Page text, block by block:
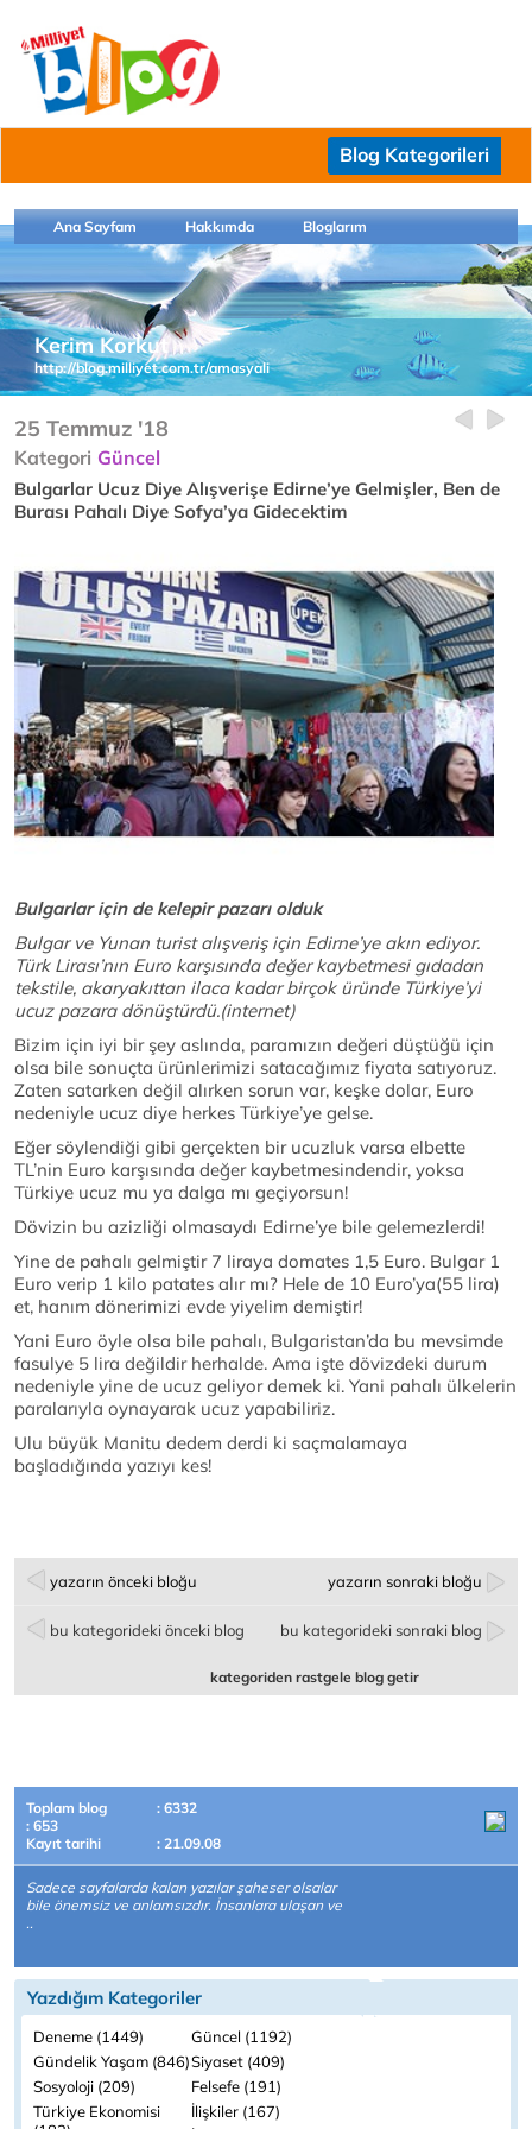
Blog Kategorileri
Ana Sayfam Hakkımda Bloglarım
Kerim Korkut
http://blog.milliyet.com.tr/amasyali
25 Temmuz '18
Kategori Güncel
Bulgarlar Ucuz Diye Alışverişe Edirne’ye Gelmişler, Ben de
Burası Pahalı Diye Sofya’ya Gidecektim
Bulgarlar için de kelepir pazarı olduk
Bulgar ve Yunan turist alışveriş için Edirne’ye akın ediyor.
Türk Lirası’nın Euro karşısında değer kaybetmesi gıdadan
tekstile, akaryakıttan ilaca kadar birçok üründe Türkiye’yi
ucuz pazara dönüştürdü.(internet)
Bizim için iyi bir şey aslında, paramızın değeri düştüğü için
olsa bile sonuçta ürünlerimizi satacağımız fiyata satıyoruz.
Zaten satarken değil alırken sorun var, keşke dolar, Euro
nedeniyle ucuz diye herkes Türkiye’ye gelse.
Eğer söylendiği gibi gerçekten bir ucuzluk varsa elbette
TL’nin Euro karşısında değer kaybetmesindendir, yoksa
Türkiye ucuz mu ya dalga mı geçiyorsun!
Dövizin bu azizliği olmasaydı Edirne’ye bile gelemezlerdi!
Yine de pahalı gelmiştir 7 liraya domates 1,5 Euro. Bulgar 1
Euro verip 1 kilo patates alır mı? Hele de 10 Euro’ya(55 lira)
et, hanım dönerimizi evde yiyelim demiştir!
Yani Euro öyle olsa bile pahalı, Bulgaristan’da bu mevsimde
fasulye 5 lira değildir herhalde. Ama işte dövizdeki durum
nedeniyle yine de ucuz geliyor demek ki. Yani pahalı ülkelerin
paralarıyla oynayarak ucuz yapabiliriz.
Ulu büyük Manitu dedem derdi ki saçmalamaya
başladığında yazıyı kes!
yazarın önceki bloğu yazarın sonraki bloğu
bu kategorideki önceki blog bu kategorideki sonraki blog
kategoriden rastgele blog getir
Toplam blog
: 6332
: 653
Kayıt tarihi
: 21.09.08
Sadece sayfalarda kalan yazılar şaheser olsalar
bile önemsiz ve anlamsızdır. İnsanlara ulaşan ve
..
Yazdığım Kategoriler
Deneme (1449)
Güncel (1192)
Gündelik Yaşam (846)Siyaset (409)
Sosyoloji (209)
Felsefe (191)
Türkiye Ekonomisi
İlişkiler (167)